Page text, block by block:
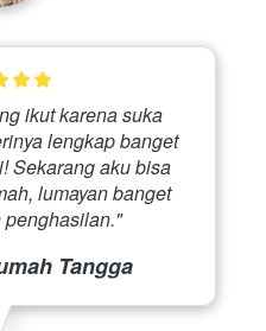
lengkap banget
Sekarang aku bisa
lumayan banget
penghasilan."
Tangga